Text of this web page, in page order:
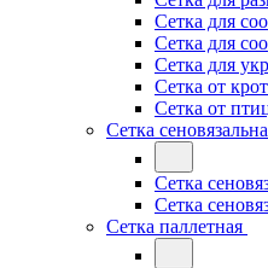
Сетка для
Сетка для
Сетка для
Сетка от
Сетка от
Сетка
Сетка
Сетка
Сетка паллетная